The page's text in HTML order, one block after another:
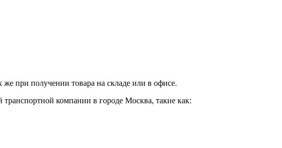
при получении товара на складе или в офисе.
компании в городе Москва, такие как: